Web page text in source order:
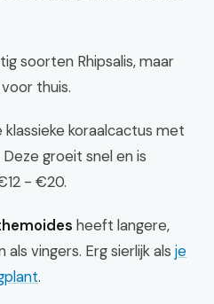
soorten Rhipsalis, maar
thuis.
klassieke koraalcactus met
groeit snel en is
- €20.
heeft langere,
vingers. Erg sierlijk als je
.